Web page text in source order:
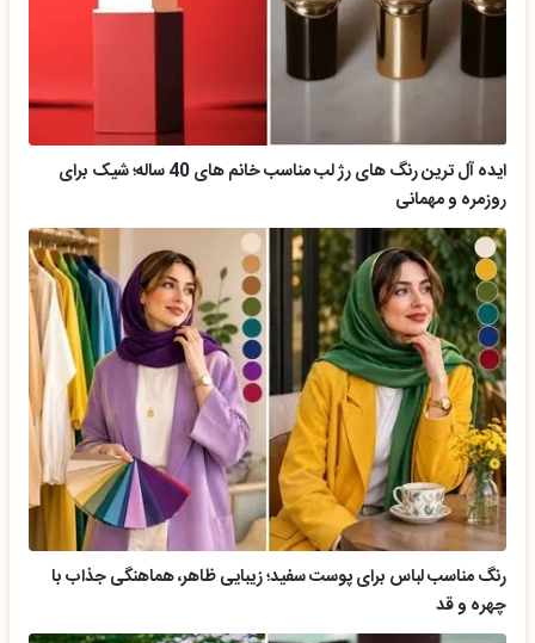
ایده آل ترین رنگ های رژ لب مناسب خانم های 40 ساله؛ شیک برای
روزمره و مهمانی
رنگ مناسب لباس برای پوست سفید؛ زیبایی ظاهر، هماهنگی جذاب با
چهره و قد